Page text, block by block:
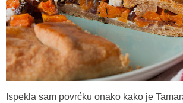
Ispekla sam povrćku onako kako je